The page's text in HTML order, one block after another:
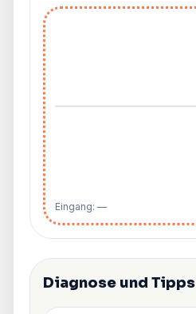
Eingang: —
Diagnose und Tipps